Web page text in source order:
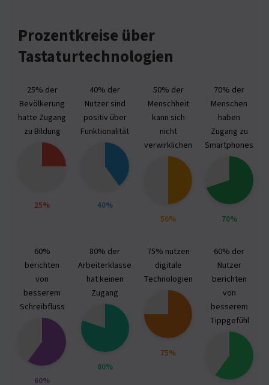
Prozentkreise über
Tastaturtechnologien
25% der
Bevölkerung
hatte Zugang
zu Bildung
25%
40% der
Nutzer sind
positiv über
Funktionalität
40%
50% der
Menschheit
kann sich
nicht
verwirklichen
50%
70% der
Menschen
haben
Zugang zu
Smartphones
70%
60%
berichten
von
besserem
Schreibfluss
60%
80% der
Arbeiterklasse
hat keinen
Zugang
80%
75% nutzen
digitale
Technologien
75%
60% der
Nutzer
berichten
von
besserem
Tippgefühl